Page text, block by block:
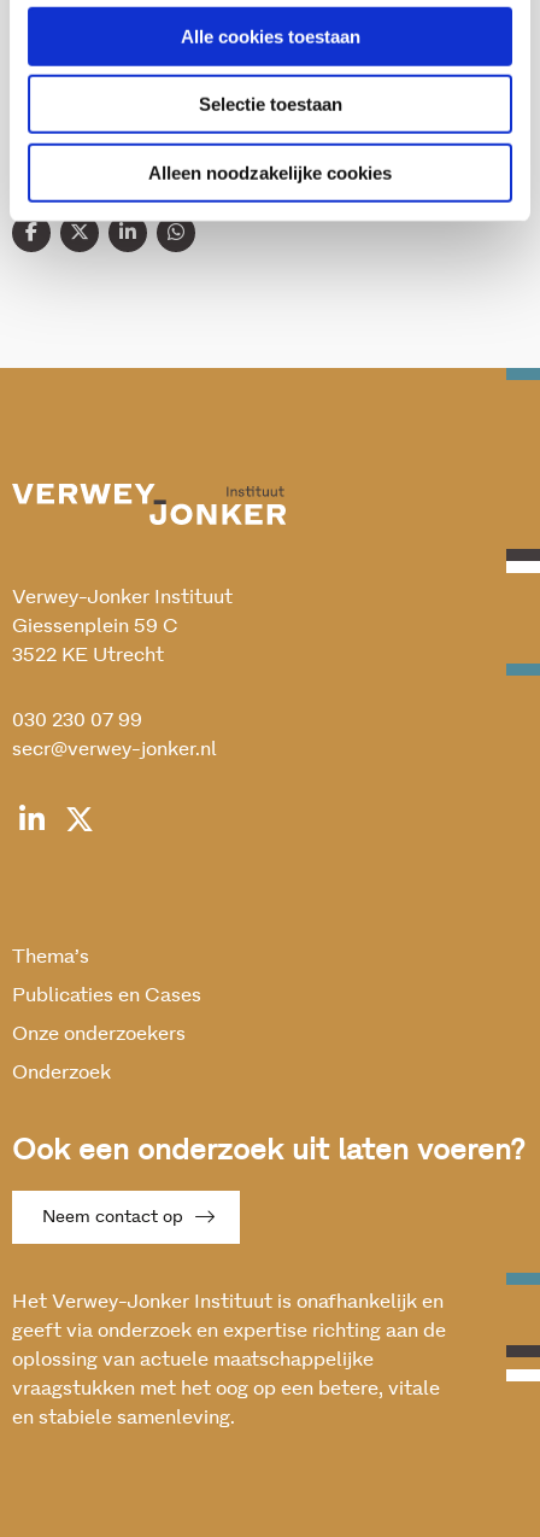
Alle cookies toestaan
Selectie toestaan
Alleen noodzakelijke cookies
Gezondheid en zorg
Deel deze publicatie op:
Verwey-Jonker Instituut
Giessenplein 59 C
3522 KE Utrecht
030 230 07 99
secr@verwey-jonker.nl
Thema’s
Publicaties en Cases
Onze onderzoekers
Onderzoek
Ook een onderzoek uit laten voeren?
Neem contact op
Het Verwey-Jonker Instituut is onafhankelijk en
geeft via onderzoek en expertise richting aan de
oplossing van actuele maatschappelijke
vraagstukken met het oog op een betere, vitale
en stabiele samenleving.